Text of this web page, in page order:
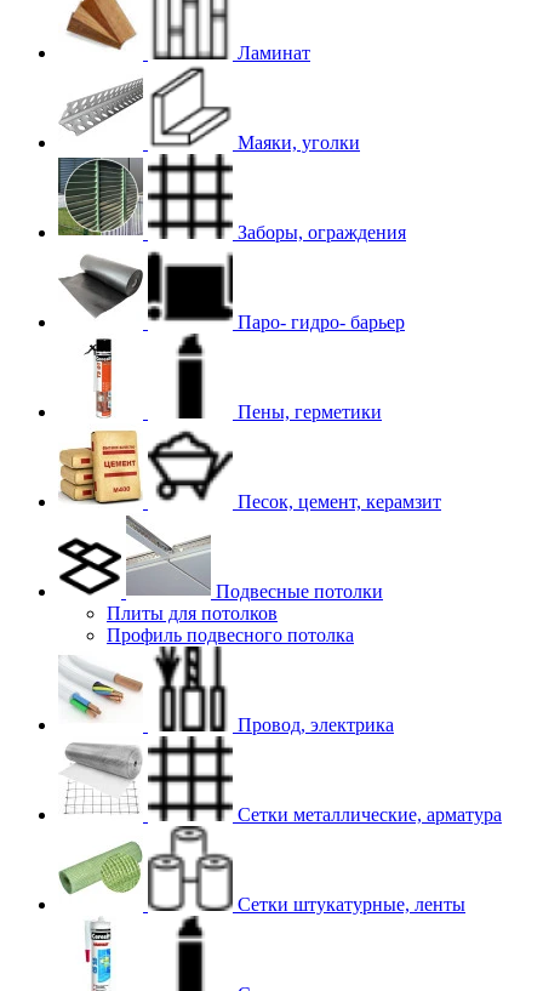
Ламинат
Маяки, уголки
Заборы, ограждения
Паро- гидро- барьер
Пены, герметики
Песок, цемент, керамзит
Подвесные потолки
Плиты для потолков
Профиль подвесного потолка
Провод, электрика
Сетки металлические, арматура
Сетки штукатурные, ленты